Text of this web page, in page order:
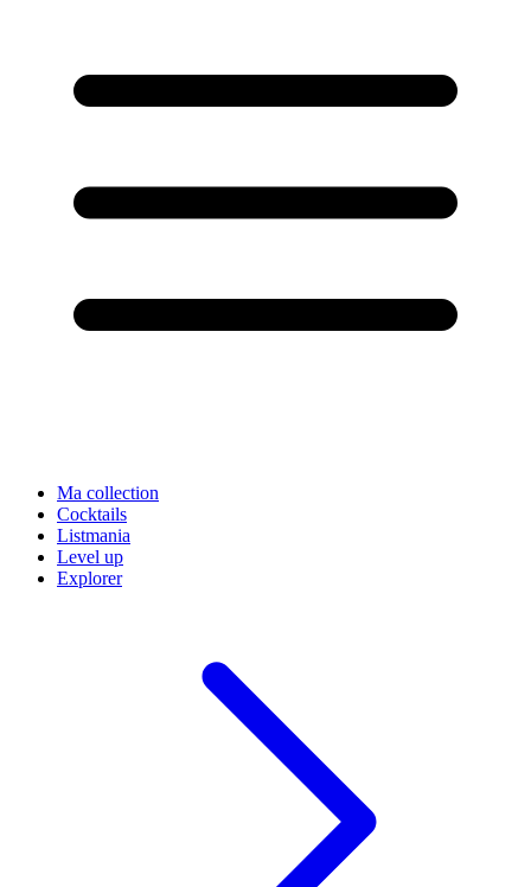
Ma collection
Cocktails
Listmania
Level up
Explorer